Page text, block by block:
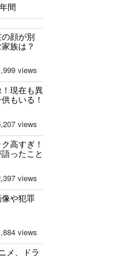
年間
顔が別
族は？
views
現在も異
もいる！
views
高すぎ！
ったこと
views
や犯罪
views
メ、ドラ